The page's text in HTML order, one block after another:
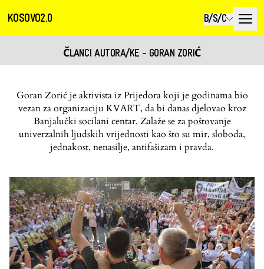
KOSOVO2.0 B/S/C
ČLANCI AUTORA/KE - GORAN ZORIĆ
Goran Zorić je aktivista iz Prijedora koji je godinama bio
vezan za organizaciju KVART, da bi danas djelovao kroz
Banjalučki socilani centar. Zalaže se za poštovanje
univerzalnih ljudskih vrijednosti kao što su mir, sloboda,
jednakost, nenasilje, antifašizam i pravda.